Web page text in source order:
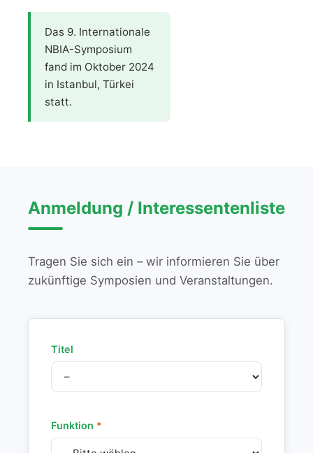
Das 9. Internationale
NBIA-Symposium
fand im Oktober 2024
in Istanbul, Türkei
statt.
Anmeldung / Interessentenliste
Tragen Sie sich ein – wir informieren Sie über
zukünftige Symposien und Veranstaltungen.
Titel
Funktion *